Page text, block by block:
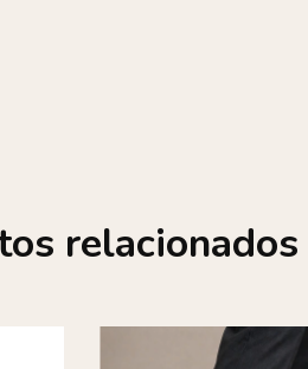
relacionados